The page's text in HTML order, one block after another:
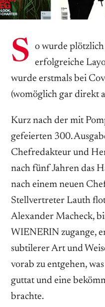
S o wurde
erfolgreiche
wurde erstmals bei
(womöglich gar direkt
Kurz nach der mit
gefeierten 300.
Chefredakteur und
nach fünf Jahren das
nach einem neuen
Stellvertreter Lauth
Alexander Macheck,
WIENERIN zugange,
subtilerer Art und
vorab zu entgehen,
guttat und eine
brachte.